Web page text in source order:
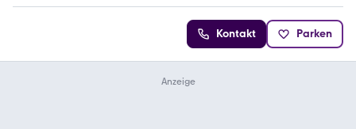
Kontakt Parken